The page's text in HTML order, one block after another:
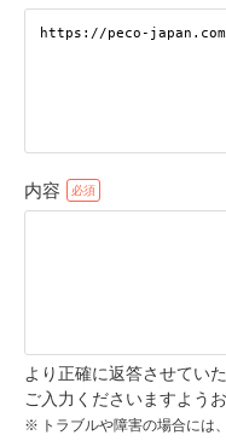
内容
より正確に返答させてい
ご入力くださいますよう
トラブルや障害の場合には